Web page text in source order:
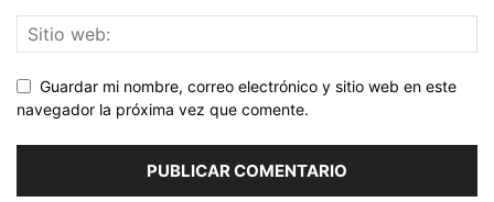
Guardar mi nombre, correo electrónico y sitio web en este
navegador la próxima vez que comente.